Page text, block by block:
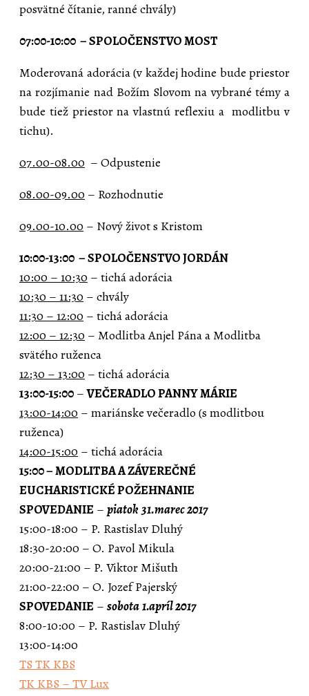
posvätné čítanie, ranné chvály)
07:00-10:00 – SPOLOČENSTVO MOST
Moderovaná adorácia (v každej hodine bude priestor
na rozjímanie nad Božím Slovom na vybrané témy a
bude tiež priestor na vlastnú reflexiu a modlitbu v
tichu).
07.00-08.00 – Odpustenie
08.00-09.00 – Rozhodnutie
09.00-10.00 – Nový život s Kristom
10:00-13:00 – SPOLOČENSTVO JORDÁN
10:00 – 10:30 – tichá adorácia
10:30 – 11:30 – chvály
11:30 – 12:00 – tichá adorácia
12:00 – 12:30 – Modlitba Anjel Pána a Modlitba
svätého ruženca
12:30 – 13:00 – tichá adorácia
13:00-15:00 –VEČERADLO PANNY MÁRIE
13:00-14:00 – mariánske večeradlo (s modlitbou
ruženca)
14:00-15:00 – tichá adorácia
15:00 – MODLITBA A ZÁVEREČNÉ
EUCHARISTICKÉ POŽEHNANIE
SPOVEDANIE – piatok31.marec 2017
15:00-18:00 – P. Rastislav Dluhý
18:30-20:00 – O. Pavol Mikula
20:00-21:00 – P. Viktor Mišuth
21:00-22:00 – O. Jozef Pajerský
SPOVEDANIE – sobota1.apríl 2017
8:00-10:00 – P. Rastislav Dluhý
13:00-14:00
TS TK KBS
TK KBS – TV Lux